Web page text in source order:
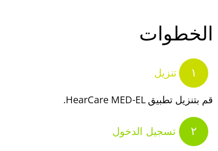
الخطوات
١ تنزيل
قم بتنزيل تطبيق HearCare MED-EL.
٢ تسجيل الدخول